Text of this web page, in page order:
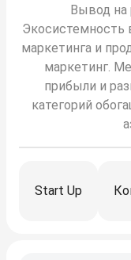
Вывод на
Экосистемность
маркетинга и
маркетинг.
прибыли и
категорий
Start Up